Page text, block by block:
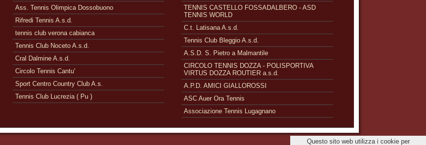
Ass. Tennis Olimpica Dossobuono
Rifredi Tennis A.s.d.
tennis club verona cabianca
Tennis Club Noceto A.s.d.
Cral Dalmine A.s.d.
Circolo Tennis Cantu'
Sport Centro Country Club A.s.
Tennis Club Lucrezia ( Pu )
TENNIS CASTELLO FOSSADALBERO - ASD
TENNIS WORLD
C.t. Latisana A.s.d.
Tennis Club Bleggio A.s.d.
A.S.D. S. Pietro a Malmantile
CIRCOLO TENNIS DOZZA - POLISPORTIVA
VIRTUS DOZZA ROUTIER a.s.d.
A.P.D. AMICI GIALLOROSSI
ASC Auer Ora Tennis
Associazione Tennis Lugagnano
Questo sito web utilizza i cookie per